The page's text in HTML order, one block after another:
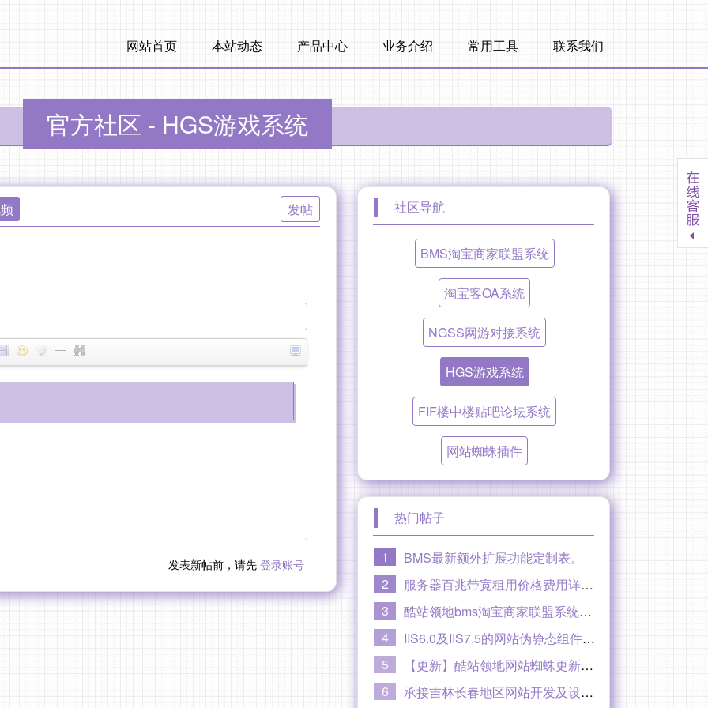
网站首页 本站动态 产品中心 业务介绍 常用工具 联系我们
官方社区 - HGS游戏系统
发帖
发表新帖前，请先 登录账号
社区导航
BMS淘宝商家联盟系统
淘宝客OA系统
NGSS网游对接系统
HGS游戏系统
FIF楼中楼贴吧论坛系统
网站蜘蛛插件
热门帖子
1
BMS最新额外扩展功能定制表。
2
服务器百兆带宽租用价格费用详情，100M百兆专线光纤线路。
3
酷站领地bms淘宝商家联盟系统【至尊版】大概功能介绍
4
IIS6.0及IIS7.5的网站伪静态组件ISAPI_Rewrite和URLRewrite下载
5
【更新】酷站领地网站蜘蛛更新到V2.0版本20180403
6
承接吉林长春地区网站开发及设计制作